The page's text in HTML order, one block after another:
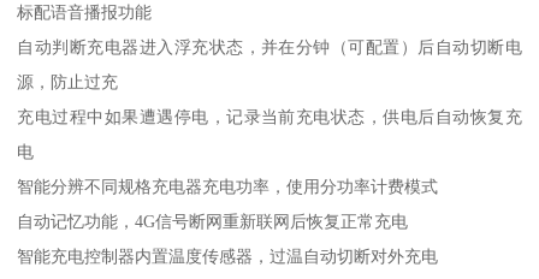
标配语音播报功能
自动判断充电器进入浮充状态，并在分钟（可配置）后自动切断电
源，防止过充
充电过程中如果遭遇停电，记录当前充电状态，供电后自动恢复充
电
智能分辨不同规格充电器充电功率，使用分功率计费模式
自动记忆功能，4G信号断网重新联网后恢复正常充电
智能充电控制器内置温度传感器，过温自动切断对外充电